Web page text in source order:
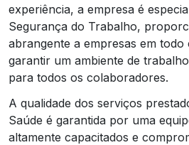
experiência, a empresa é
Segurança do Trabalho,
abrangente a empresas em todo
garantir um ambiente de
para todos os colaboradores.
A qualidade dos serviços
Saúde é garantida por uma
altamente capacitados e